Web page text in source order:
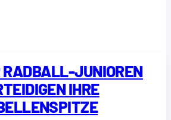
RADBALL-JUNIOREN
IHRE